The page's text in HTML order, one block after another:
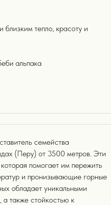
тепло, красоту и
альпака
семейства
(Перу) от 3500 метров. Эти
помогает им пережить
и пронизывающие горные
обладает уникальными
также стойкостью к